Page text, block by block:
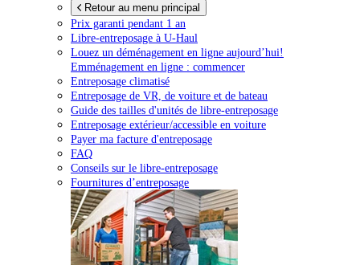
Retour au menu principal
Prix garanti pendant 1 an
Libre-entreposage à U-Haul
Louez un déménagement en ligne aujourd’hui!
Emménagement en ligne : commencer
Entreposage climatisé
Entreposage de VR, de voiture et de bateau
Guide des tailles d'unités de libre-entreposage
Entreposage extérieur/accessible en voiture
Payer ma facture d'entreposage
FAQ
Conseils sur le libre-entreposage
Fournitures d’entreposage